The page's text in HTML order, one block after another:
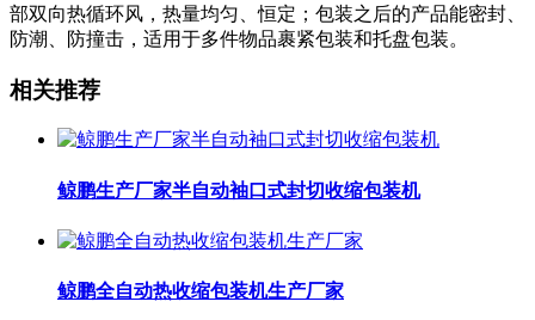
部双向热循环风，热量均匀、恒定；包装之后的产品能密封、
防潮、防撞击，适用于多件物品裹紧包装和托盘包装。
相关推荐
鲸鹏生产厂家半自动袖口式封切收缩包装机
鲸鹏全自动热收缩包装机生产厂家